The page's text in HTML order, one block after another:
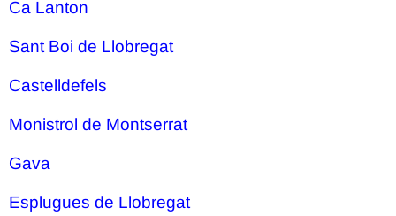
Ca Lanton
Sant Boi de Llobregat
Castelldefels
Monistrol de Montserrat
Gava
Esplugues de Llobregat